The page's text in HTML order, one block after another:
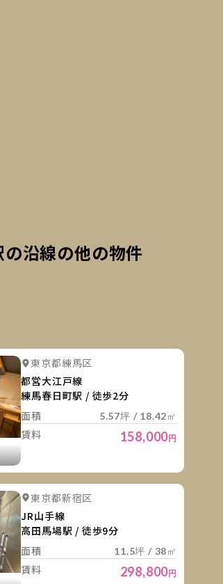
沿線の他の物件
詳細を見る
詳細を見る
東京都練馬区
都営大江戸線
練馬春日町駅 / 徒歩2分
面積
5.57坪 / 18.42㎡
賃料 158,000円
詳細を見る
詳細を見る
東京都新宿区
JR山手線
高田馬場駅 / 徒歩9分
面積
11.5坪 / 38㎡
賃料 298,800円